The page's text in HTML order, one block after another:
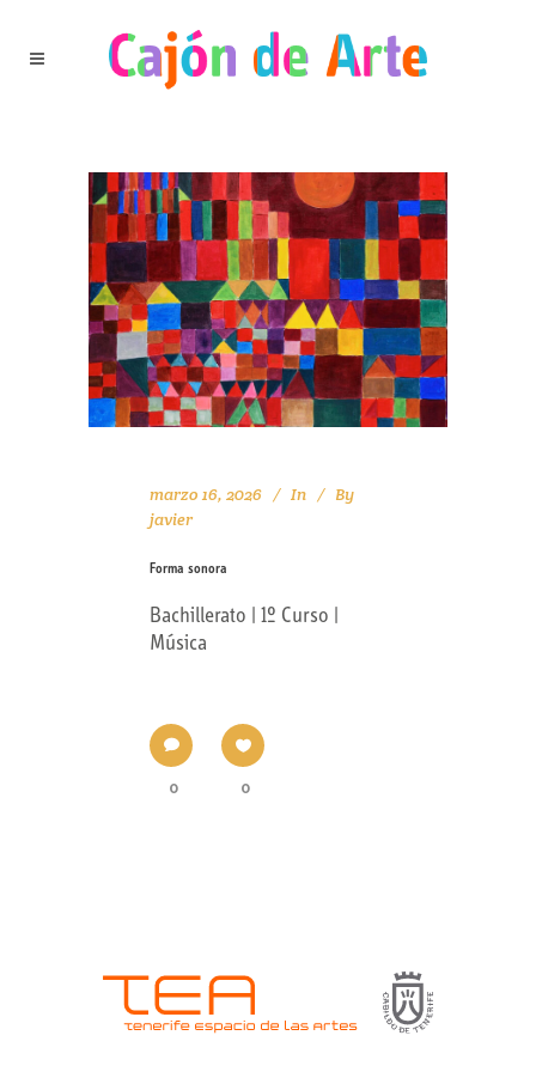
marzo 16, 2026 In
By
javier
Forma sonora
Bachillerato | 1º Curso |
Música
0 0